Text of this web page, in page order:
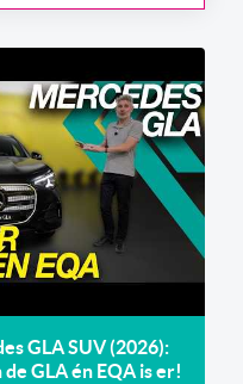
GLA SUV (2026):
GLA én EQA is er!